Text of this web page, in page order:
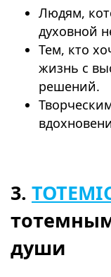
Людям,
духовной
Тем, кто
жизнь с
решений.
3.
души